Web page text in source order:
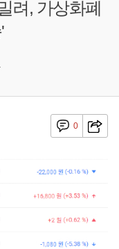
려, 가상화폐
0